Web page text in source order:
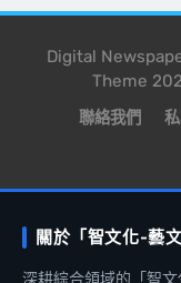
Digital
Theme
聯絡我們
關於「智文化-藝文
深耕綜合領域的「智